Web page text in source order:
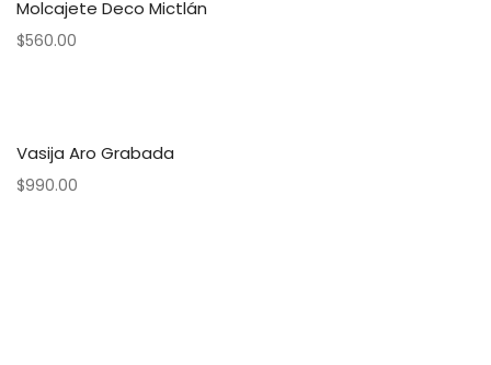
Molcajete Deco Mictlán
$560.00
Vasija Aro Grabada
$990.00